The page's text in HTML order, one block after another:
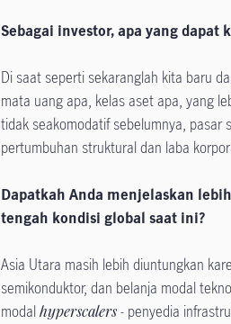
Sebagai investor, apa yang dapat
Di saat seperti sekaranglah kita baru
mata uang apa, kelas aset apa, yang
tidak seakomodatif sebelumnya, pasar
pertumbuhan struktural dan laba
Dapatkah Anda menjelaskan
tengah kondisi global saat ini?
Asia Utara masih lebih diuntungkan
semikonduktor, dan belanja modal
modalhyperscalers- penyedia